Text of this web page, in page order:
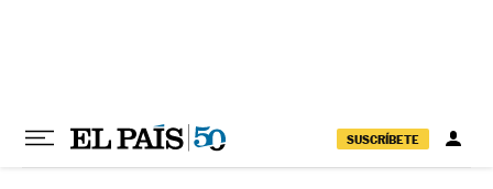
SUSCRÍBETE